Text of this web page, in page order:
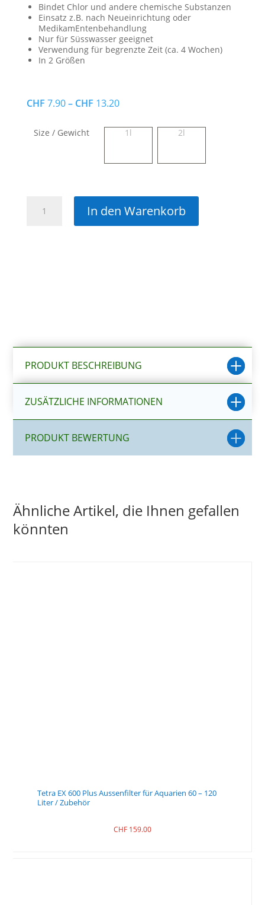
Bindet Chlor und andere chemische Substanzen
Einsatz z.B. nach Neueinrichtung oder
MedikamEntenbehandlung
Nur für Süsswasser geeignet
Verwendung für begrenzte Zeit (ca. 4 Wochen)
In 2 Größen
CHF 7.90– CHF 13.20
Size / Gewicht 1l 2l
Karbon
In den Warenkorb
PRODUKT BESCHREIBUNG
ZUSÄTZLICHE INFORMATIONEN
PRODUKT BEWERTUNG
Ähnliche Artikel, die Ihnen gefallen
könnten
Tetra EX 600 Plus Aussenfilter für Aquarien 60 – 120
Liter / Zubehör
CHF159.00